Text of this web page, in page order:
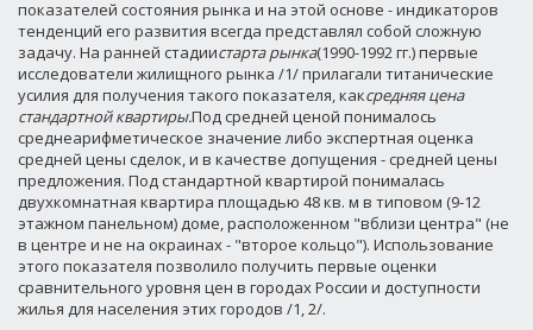
показателей состояния рынка и на этой основе - индикаторов
тенденций его развития всегда представлял собой сложную
задачу. На ранней стадиистарта рынка(1990-1992 гг.) первые
исследователи жилищного рынка /1/ прилагали титанические
усилия для получения такого показателя, каксредняя цена
стандартной квартиры.Под средней ценой понималось
среднеарифметическое значение либо экспертная оценка
средней цены сделок, и в качестве допущения - средней цены
предложения. Под стандартной квартирой понималась
двухкомнатная квартира площадью 48 кв. м в типовом (9-12
этажном панельном) доме, расположенном "вблизи центра" (не
в центре и не на окраинах - "второе кольцо"). Использование
этого показателя позволило получить первые оценки
сравнительного уровня цен в городах России и доступности
жилья для населения этих городов /1, 2/.